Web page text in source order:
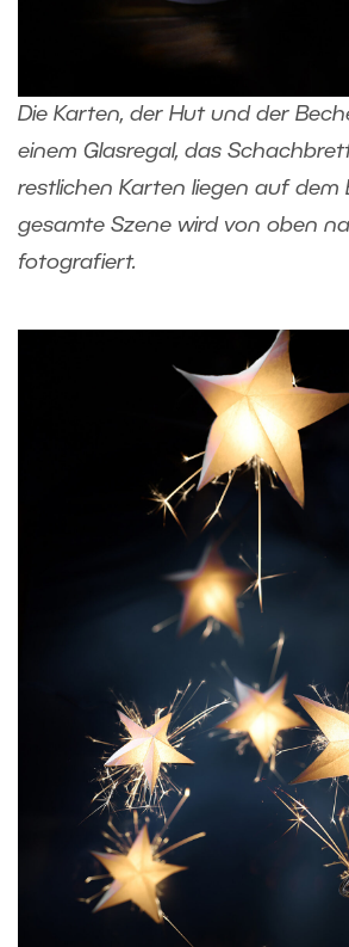
Die Karten, der Hut und der
einem Glasregal, das
restlichen Karten liegen auf dem
gesamte Szene wird von oben
fotografiert.